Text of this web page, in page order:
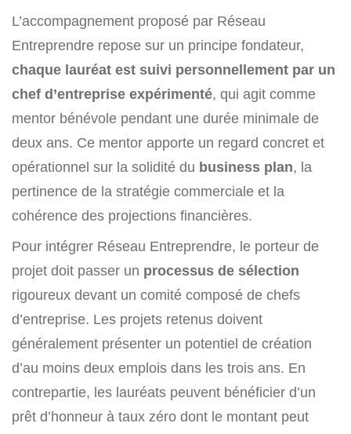
L’accompagnement proposé par Réseau
Entreprendre repose sur un principe fondateur,
chaque lauréat est suivi personnellement par un
chef d’entreprise expérimenté, qui agit comme
mentor bénévole pendant une durée minimale de
deux ans. Ce mentor apporte un regard concret et
opérationnel sur la solidité du business plan, la
pertinence de la stratégie commerciale et la
cohérence des projections financières.
Pour intégrer Réseau Entreprendre, le porteur de
projet doit passer un processus de sélection
rigoureux devant un comité composé de chefs
d’entreprise. Les projets retenus doivent
généralement présenter un potentiel de création
d’au moins deux emplois dans les trois ans. En
contrepartie, les lauréats peuvent bénéficier d’un
prêt d’honneur à taux zéro dont le montant peut